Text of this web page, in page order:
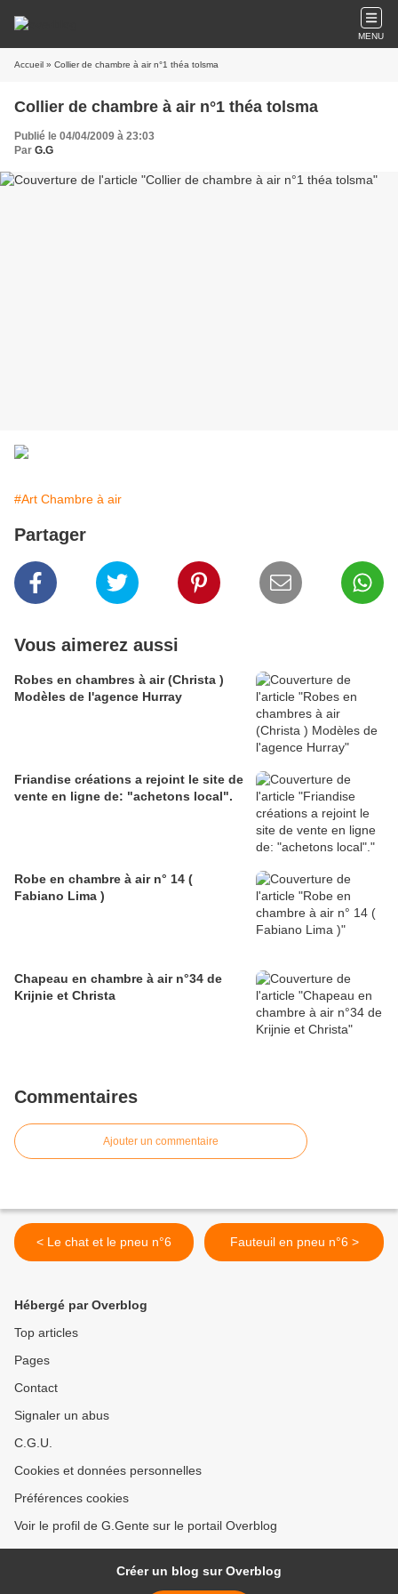
MENU
Accueil » Collier de chambre à air n°1 théa tolsma
Collier de chambre à air n°1 théa tolsma
Publié le 04/04/2009 à 23:03
Par G.G
#Art Chambre à air
Partager
Vous aimerez aussi
Robes en chambres à air (Christa )
Modèles de l'agence Hurray
Friandise créations a rejoint le site de
vente en ligne de: "achetons local".
Robe en chambre à air n° 14 (
Fabiano Lima )
Chapeau en chambre à air n°34 de
Krijnie et Christa
Commentaires
Ajouter un commentaire
< Le chat et le pneu n°6 Fauteuil en pneu n°6 >
Hébergé par Overblog
Top articles
Pages
Contact
Signaler un abus
C.G.U.
Cookies et données personnelles
Préférences cookies
Voir le profil de G.Gente sur le portail Overblog
Créer un blog sur Overblog